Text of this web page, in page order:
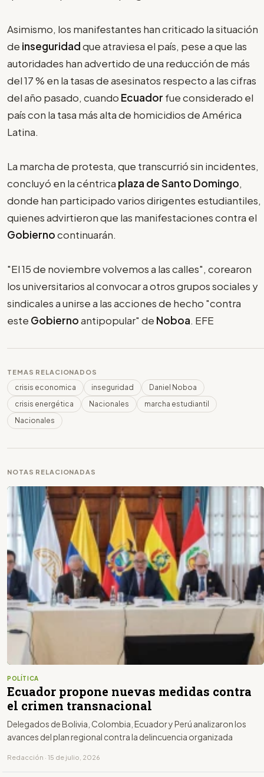
Asimismo, los manifestantes han criticado la situación
de inseguridadque atraviesa el país, pese a que las
autoridades han advertido de una reducción de más
del 17 % en la tasas de asesinatos respecto a las cifras
del año pasado, cuando Ecuador fue considerado el
país con la tasa más alta de homicidios de América
Latina.
La marcha de protesta, que transcurrió sin incidentes,
concluyó en la céntrica plaza de Santo Domingo,
donde han participado varios dirigentes estudiantiles,
quienes advirtieron que las manifestaciones contra el
Gobiernocontinuarán.
"El 15 de noviembre volvemos a las calles", corearon
los universitarios al convocar a otros grupos sociales y
sindicales a unirse a las acciones de hecho "contra
este Gobiernoantipopular" de Noboa. EFE
TEMAS RELACIONADOS
crisis economica inseguridad
Daniel Noboa
crisis energética
Nacionales
marcha estudiantil
Nacionales
NOTAS RELACIONADAS
POLÍTICA
Ecuador propone nuevas medidas contra
el crimen transnacional
Delegados de Bolivia, Colombia, Ecuador y Perú analizaron los
avances del plan regional contra la delincuencia organizada
Redacción · 15 de julio, 2026